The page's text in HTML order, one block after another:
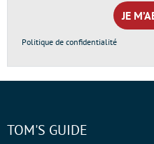
Politique de confidentialité
TOM'S GUIDE